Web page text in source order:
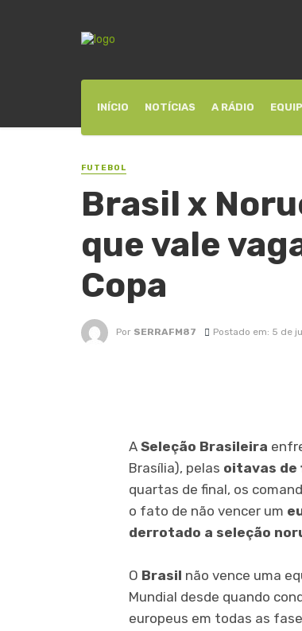
INÍCIO NOTÍCIAS A RÁDIO
FUTEBOL
Brasil x
que vale
Copa
Por SERRAFM87 Postado em: 5 de
A Seleção Brasileira
Brasília), pelas oitavas de
quartas de final, os
o fato de não vencer um
derrotado a seleção
O Brasil não vence uma
Mundial desde quando
europeus em todas as